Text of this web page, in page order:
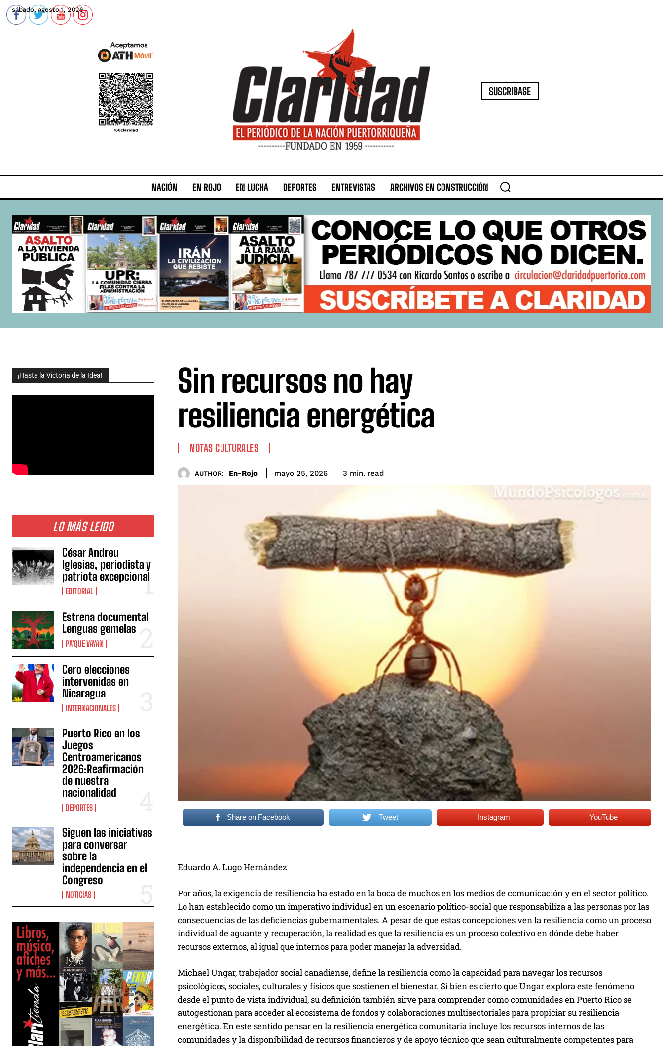
sábado, agosto 1, 2026
SUSCRIBASE
NACIÓN EN ROJO EN LUCHA DEPORTES ENTREVISTAS ARCHIVOS EN CONSTRUCCIÓN
¡Hasta la Victoria de la Idea!
LO MÁS LEIDO
César Andreu
Iglesias, periodista y
patriota excepcional
EDITORIAL
Estrena documental
Lenguas gemelas
PA’QUE VAYAN
Cero elecciones
intervenidas en
Nicaragua
INTERNACIONALES
Puerto Rico en los
Juegos
Centroamericanos
2026:Reafirmación
de nuestra
nacionalidad
DEPORTES
Siguen las iniciativas
para conversar
sobre la
independencia en el
Congreso
NOTICIAS
Sin recursos no hay
resiliencia energética
NOTAS CULTURALES
AUTHOR: En-Rojo mayo 25, 2026 3 min. read
Share on Facebook Tweet Instagram YouTube
Eduardo A. Lugo Hernández
Por años, la exigencia de resiliencia ha estado en la boca de muchos en los medios de comunicación y en el sector político.
Lo han establecido como un imperativo individual en un escenario político-social que responsabiliza a las personas por las
consecuencias de las deficiencias gubernamentales. A pesar de que estas concepciones ven la resiliencia como un proceso
individual de aguante y recuperación, la realidad es que la resiliencia es un proceso colectivo en dónde debe haber
recursos externos, al igual que internos para poder manejar la adversidad.
Michael Ungar, trabajador social canadiense, define la resiliencia como la capacidad para navegar los recursos
psicológicos, sociales, culturales y físicos que sostienen el bienestar. Si bien es cierto que Ungar explora este fenómeno
desde el punto de vista individual, su definición también sirve para comprender como comunidades en Puerto Rico se
autogestionan para acceder al ecosistema de fondos y colaboraciones multisectoriales para propiciar su resiliencia
energética. En este sentido pensar en la resiliencia energética comunitaria incluye los recursos internos de las
comunidades y la disponibilidad de recursos financieros y de apoyo técnico que sean culturalmente competentes para